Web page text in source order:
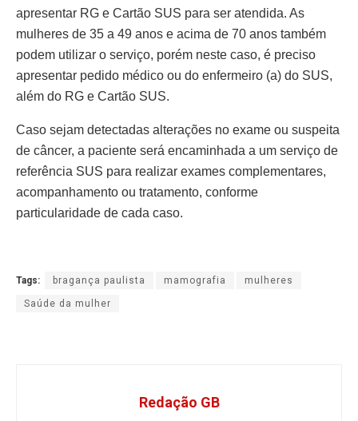
apresentar RG e Cartão SUS para ser atendida. As
mulheres de 35 a 49 anos e acima de 70 anos também
podem utilizar o serviço, porém neste caso, é preciso
apresentar pedido médico ou do enfermeiro (a) do SUS,
além do RG e Cartão SUS.
Caso sejam detectadas alterações no exame ou suspeita
de câncer, a paciente será encaminhada a um serviço de
referência SUS para realizar exames complementares,
acompanhamento ou tratamento, conforme
particularidade de cada caso.
Tags: bragança paulista mamografia mulheres
Saúde da mulher
Redação GB